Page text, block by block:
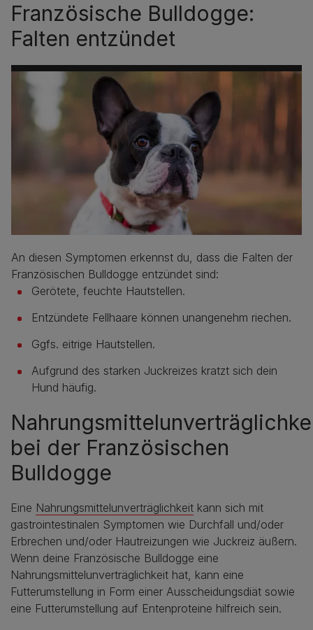
Französische Bulldogge:
Falten entzündet
An diesen Symptomen erkennst du, dass die Falten der
Französischen Bulldogge entzündet sind:
Gerötete, feuchte Hautstellen.
Entzündete Fellhaare können unangenehm riechen.
Ggfs. eitrige Hautstellen.
Aufgrund des starken Juckreizes kratzt sich dein
Hund häufig.
bei der Französischen
Bulldogge
Eine Nahrungsmittelunverträglichkeit kann sich mit
gastrointestinalen Symptomen wie Durchfall und/oder
Erbrechen und/oder Hautreizungen wie Juckreiz äußern.
Wenn deine Französische Bulldogge eine
Nahrungsmittelunverträglichkeit hat, kann eine
Futterumstellung in Form einer Ausscheidungsdiät sowie
eine Futterumstellung auf Entenproteine hilfreich sein.